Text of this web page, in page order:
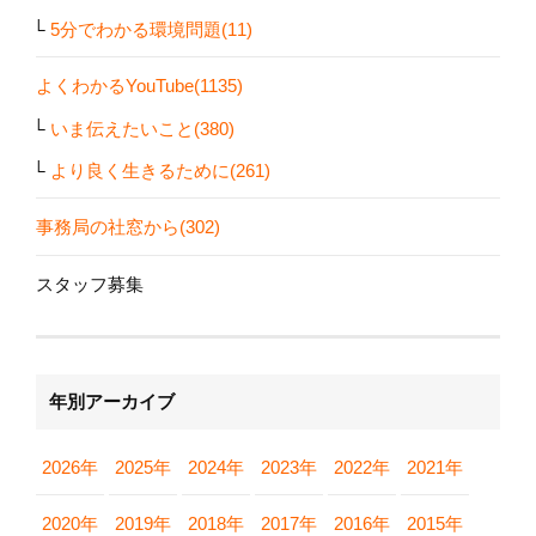
5分でわかる環境問題(11)
よくわかるYouTube(1135)
いま伝えたいこと(380)
より良く生きるために(261)
事務局の社窓から(302)
スタッフ募集
年別アーカイブ
2026年 2025年 2024年 2023年 2022年 2021年
2020年 2019年 2018年 2017年 2016年 2015年